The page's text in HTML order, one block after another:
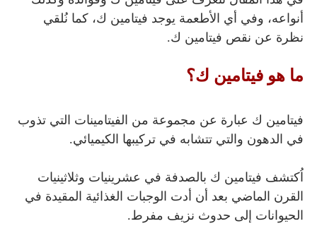
أنواعه، وفي أي الأطعمة يوجد فيتامين ك، كما نُلقي
نظرة عن نقص فيتامين ك.
ما هو فيتامين ك؟
فيتامين ك عبارة عن مجموعة من الفيتامينات التي تذوب
في الدهون والتي تتشابه في تركيبها الكيميائي.
اُكتشف فيتامين ك بالصدفة في عشرينيات وثلاثينيات
القرن الماضي بعد أن أدت الوجبات الغذائية المقيدة في
الحيوانات إلى حدوث نزيف مفرط.